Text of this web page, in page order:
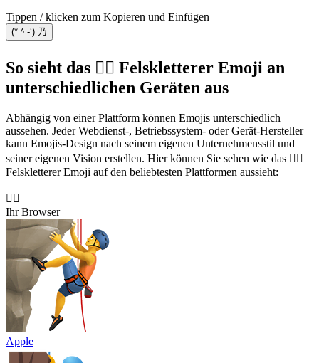
Tippen / klicken zum Kopieren und Einfügen
(*＾-‘) 乃
So sieht das 🧗‍♂️ Felskletterer Emoji an
unterschiedlichen Geräten aus
Abhängig von einer Plattform können Emojis unterschiedlich
aussehen. Jeder Webdienst-, Betriebssystem- oder Gerät-Hersteller
kann Emojis-Design nach seinem eigenen Unternehmensstil und
seiner eigenen Vision erstellen. Hier können Sie sehen wie das 🧗‍♂️
Felskletterer Emoji auf den beliebtesten Plattformen aussieht:
🧗‍♂️
Ihr Browser
Apple